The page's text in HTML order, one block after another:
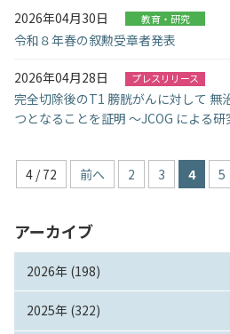
アーカイブ
2026年 (198)
2025年 (322)
2026年04月30日 教育・研究
令和８年春の叙勲受章者発表
2026年04月28日 プレスリリース
完全切除後のT1 膀胱がんに対して 無
つとなることを証明 ～JCOG による
4 / 72 前へ 2 3 4 5